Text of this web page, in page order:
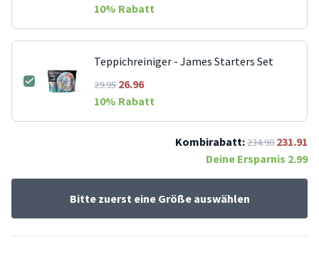
10% Rabatt
Teppichreiniger - James Starters Set
29.9526.96
10% Rabatt
Kombirabatt:234.90 231.91
Deine Ersparnis 2.99
Bitte zuerst eine Größe auswählen